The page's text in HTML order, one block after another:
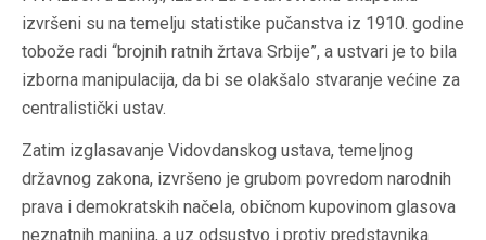
izvršeni su na temelju statistike pučanstva iz 1910. godine
tobože radi “brojnih ratnih žrtava Srbije”, a ustvari je to bila
izborna manipulacija, da bi se olakšalo stvaranje većine za
centralistički ustav.
Zatim izglasavanje Vidovdanskog ustava, temeljnog
državnog zakona, izvršeno je grubom povredom narodnih
prava i demokratskih načela, običnom kupovinom glasova
neznatnih manjina, a uz odsustvo i protiv predstavnika